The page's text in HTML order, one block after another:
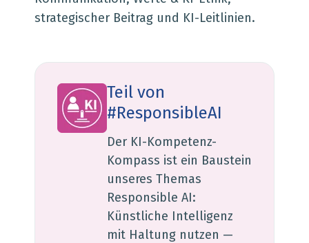
strategischer Beitrag und KI-Leitlinien.
Teil von
#ResponsibleAI
Der KI-Kompetenz-
Kompass ist ein Baustein
unseres Themas
Responsible AI:
Künstliche Intelligenz
mit Haltung nutzen —